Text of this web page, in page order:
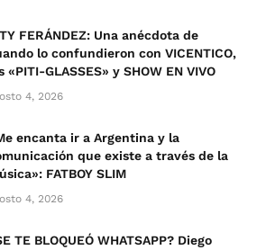
FERÁNDEZ: Una anécdota de
lo confundieron con VICENTICO,
«PITI-GLASSES» y SHOW EN VIVO
4, 2026
encanta ir a Argentina y la
que existe a través de la
FATBOY SLIM
4, 2026
TE BLOQUEÓ WHATSAPP? Diego